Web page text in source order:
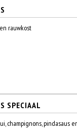
rauwkost
SPECIAAL
champignons, pindasaus